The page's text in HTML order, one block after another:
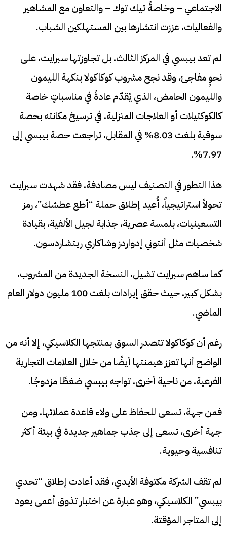
الاجتماعي – وخاصةً تيك توك – والتعاون مع المشاهير
والفعاليات، عززت انتشارها بين المستهلكين الشباب.
لم تعد بيبسي في المركز الثالث، بل تجاوزتها سبرايت، على
نحوٍ مفاجئ، وقد نجح مشروب كوكاكولا بنكهة الليمون
والليمون الحامض، الذي يُقدّم عادةً في مناسباتٍ خاصة
كالكوكتيلات أو العلاجات المنزلية، في ترسيخ مكانته بحصة
سوقية بلغت 8.03% في المقابل، تراجعت حصة بيبسي إلى
7.97%.
هذا التطور في التصنيف ليس مصادفة، فقد شهدت سبرايت
تحولاً استراتيجياً، أُعيد إطلاق حملة “أطع عطشك”، رمز
التسعينيات، بلمسة عصرية، جذابة لجيل الألفية، بقيادة
شخصيات مثل أنتوني إدواردز وشاكاري ريتشاردسون.
كما ساهم سبرايت تشيل، النسخة الجديدة من المشروب،
بشكل كبير، حيث حقق إيرادات بلغت 100 مليون دولار العام
الماضي.
رغم أن كوكاكولا تتصدر السوق بمنتجها الكلاسيكي، إلا أنه من
الواضح أنها تعزز هيمنتها أيضًا من خلال العلامات التجارية
الفرعية، من ناحية أخرى، تواجه بيبسي ضغطًا مزدوجًا.
فمن جهة، تسعى للحفاظ على ولاء قاعدة عملائها، ومن
جهة أخرى، تسعى إلى جذب جماهير جديدة في بيئة أكثر
تنافسية وحيوية.
لم تقف الشركة مكتوفة الأيدي، فقد أعادت إطلاق “تحدي
بيبسي” الكلاسيكي، وهو عبارة عن اختبار تذوق أعمى يعود
إلى المتاجر المؤقتة.